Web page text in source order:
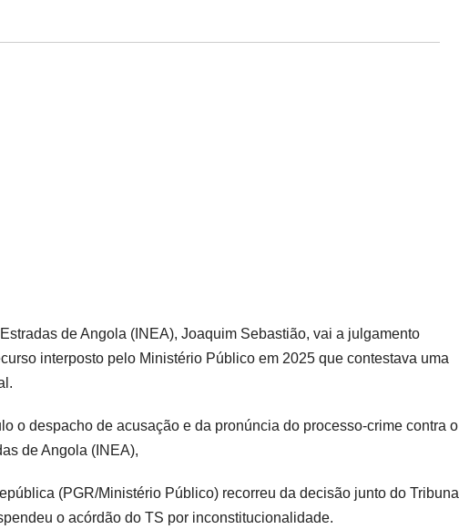
de Angola (INEA), Joaquim Sebastião, vai a julgamento
interposto pelo Ministério Público em 2025 que contestava uma
o despacho de acusação e da pronúncia do processo-crime contra o
de Angola (INEA),
(PGR/Ministério Público) recorreu da decisão junto do Tribunal
o acórdão do TS por inconstitucionalidade.